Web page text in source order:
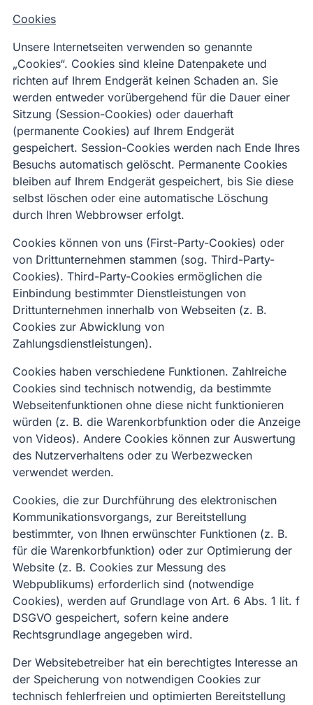
Cookies
Unsere Internetseiten verwenden so genannte
„Cookies“. Cookies sind kleine Datenpakete und
richten auf Ihrem Endgerät keinen Schaden an. Sie
werden entweder vorübergehend für die Dauer einer
Sitzung (Session-Cookies) oder dauerhaft
(permanente Cookies) auf Ihrem Endgerät
gespeichert. Session-Cookies werden nach Ende Ihres
Besuchs automatisch gelöscht. Permanente Cookies
bleiben auf Ihrem Endgerät gespeichert, bis Sie diese
selbst löschen oder eine automatische Löschung
durch Ihren Webbrowser erfolgt.
Cookies können von uns (First-Party-Cookies) oder
von Drittunternehmen stammen (sog. Third-Party-
Cookies). Third-Party-Cookies ermöglichen die
Einbindung bestimmter Dienstleistungen von
Drittunternehmen innerhalb von Webseiten (z. B.
Cookies zur Abwicklung von
Zahlungsdienstleistungen).
Cookies haben verschiedene Funktionen. Zahlreiche
Cookies sind technisch notwendig, da bestimmte
Webseitenfunktionen ohne diese nicht funktionieren
würden (z. B. die Warenkorbfunktion oder die Anzeige
von Videos). Andere Cookies können zur Auswertung
des Nutzerverhaltens oder zu Werbezwecken
verwendet werden.
Cookies, die zur Durchführung des elektronischen
Kommunikationsvorgangs, zur Bereitstellung
bestimmter, von Ihnen erwünschter Funktionen (z. B.
für die Warenkorbfunktion) oder zur Optimierung der
Website (z. B. Cookies zur Messung des
Webpublikums) erforderlich sind (notwendige
Cookies), werden auf Grundlage von Art. 6 Abs. 1 lit. f
DSGVO gespeichert, sofern keine andere
Rechtsgrundlage angegeben wird.
Der Websitebetreiber hat ein berechtigtes Interesse an
der Speicherung von notwendigen Cookies zur
technisch fehlerfreien und optimierten Bereitstellung